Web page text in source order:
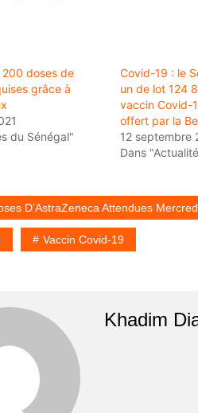
doses de
grâce à
du Sénégal"
Covid-19 : le
un de lot 124
vaccin Covid-
offert par la
12 septembre
Dans
D’AstraZeneca Attendues
Vaccin Covid-19
Khadim